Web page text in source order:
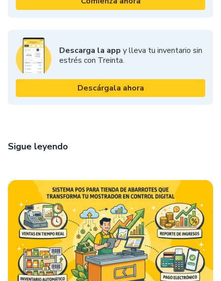
Descarga la app y lleva tu inventario sin
estrés con Treinta.
Descárgala ahora
Sigue leyendo